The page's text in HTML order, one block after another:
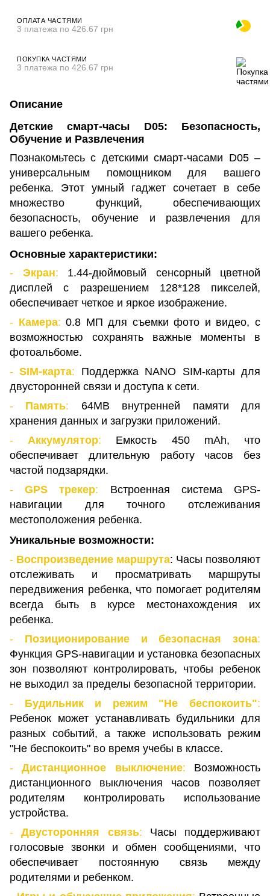
ОПЛАТА ЧАСТЯМИ
3 платежа по 426.67 грн
ПОКУПКА ЧАСТЯМИ
3 платежа по 426.67 грн
Описание
Детские смарт-часы D05: Безопасность,
Обучение и Развлечения
Познакомьтесь с детскими смарт-часами D05 –
универсальным помощником для вашего
ребенка. Этот умный гаджет сочетает в себе
множество функций, обеспечивающих
безопасность, обучение и развлечения для
вашего ребенка.
Основные характеристики:
- Экран: 1.44-дюймовый сенсорный цветной
дисплей с разрешением 128*128 пикселей,
обеспечивает четкое и яркое изображение.
- Камера: 0.8 МП для съемки фото и видео, с
возможностью сохранять важные моменты в
фотоальбоме.
-SIM-карта: Поддержка NANO SIM-карты для
двусторонней связи и доступа к сети.
- Память: 64MB внутренней памяти для
хранения данных и загрузки приложений.
- Аккумулятор: Емкость 450 mAh, что
обеспечивает длительную работу часов без
частой подзарядки.
-GPS трекер: Встроенная система GPS-
навигации для точного отслеживания
местоположения ребенка.
Уникальные возможности:
- Воспроизведение маршрута: Часы позволяют
отслеживать и просматривать маршруты
передвижения ребенка, что помогает родителям
всегда быть в курсе местонахождения их
ребенка.
- Позиционирование и безопасная зона:
Функция GPS-навигации и установка безопасных
зон позволяют контролировать, чтобы ребенок
не выходил за пределы безопасной территории.
- Будильник и режим "Не беспокоить":
Ребенок может устанавливать будильники для
разных событий, а также использовать режим
"Не беспокоить" во время учебы в классе.
-Дистанционное выключение: Возможность
дистанционного выключения часов позволяет
родителям контролировать использование
устройства.
-Двусторонняя связь: Часы поддерживают
голосовые звонки и обмен сообщениями, что
обеспечивает постоянную связь между
родителями и ребенком.